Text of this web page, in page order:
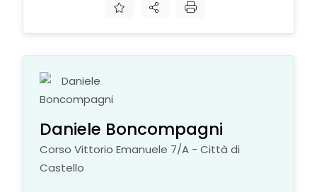
Daniele Boncompagni
Corso Vittorio Emanuele 7/A - Città di
Castello